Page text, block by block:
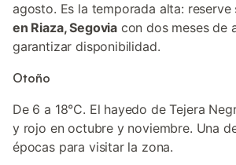
agosto. Es la temporada alta: reserve
en Riaza, Segovia con dos meses de
garantizar disponibilidad.
Otoño
De 6 a 18°C. El hayedo de Tejera
y rojo en octubre y noviembre. Una
épocas para visitar la zona.